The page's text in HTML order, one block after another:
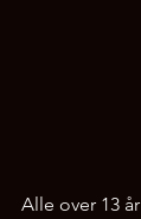
Alle over 13